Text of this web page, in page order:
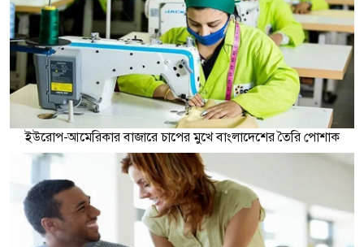
ইউরোপ-আমেরিকার বাজারে চাপের মুখে বাংলাদেশের তৈরি পোশাক